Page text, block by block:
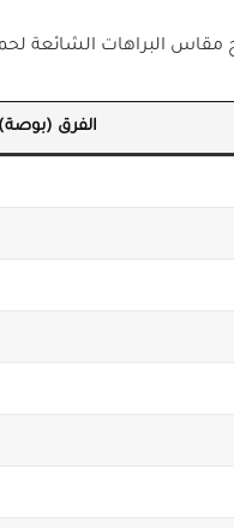
البراهات الشائعة
الفرق (بوصة)